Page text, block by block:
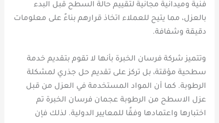
فنية وميدانية مجانية لتقييم حالة السطح قبل البدء
بالعزل، مما يتيح للعملاء اتخاذ قرارهم بناءً على معلومات
دقيقة وشفافة.
وتتميز شركة فرسان الخبرة بأنها لا تقوم بتقديم خدمة
سطحية مؤقتة، بل تركز على تقديم حل جذري لمشكلة
الرطوبة. كما أن المواد المستخدمة في العزل من قبل
عزل الاسطح من الرطوبة عجمان فرسان الخبرة تم
اختبارها واعتمادها وفقًا للمعايير الدولية. لذلك فإن